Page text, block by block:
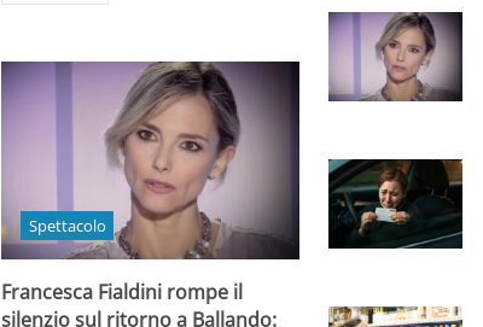
Spettacolo
Francesca Fialdini rompe il
silenzio sul ritorno a Ballando: